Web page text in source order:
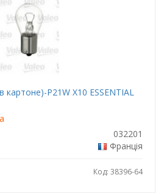
картоне)-P21W X10 ESSENTIAL
032201
Франція
Код: 38396-64